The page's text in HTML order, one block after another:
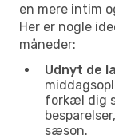
en mere intim
Her er nogle
måneder:
Udnyt de
forkæl dig
sæson.